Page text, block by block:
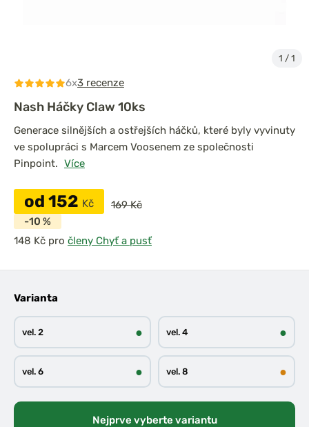
1 / 1
6x3 recenze
Nash Háčky Claw 10ks
Generace silnějších a ostřejších háčků, které byly vyvinuty
ve spolupráci s Marcem Voosenem ze společnosti
Pinpoint. Více
od 152 Kč
169 Kč
-10 %
pro členy Chyť a pusť
Varianta
vel. 2 ● vel. 4 ●
vel. 6 ● vel. 8 ●
Nejprve vyberte variantu